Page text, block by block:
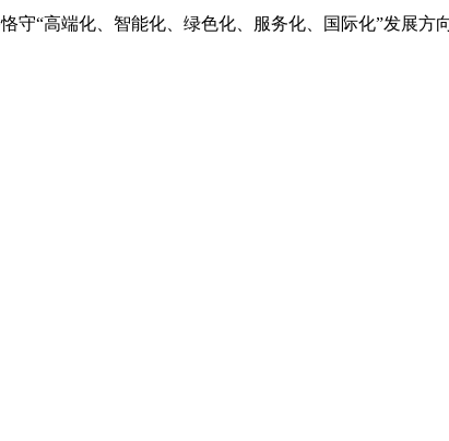
高端化、智能化、绿色化、服务化、国际化”发展方